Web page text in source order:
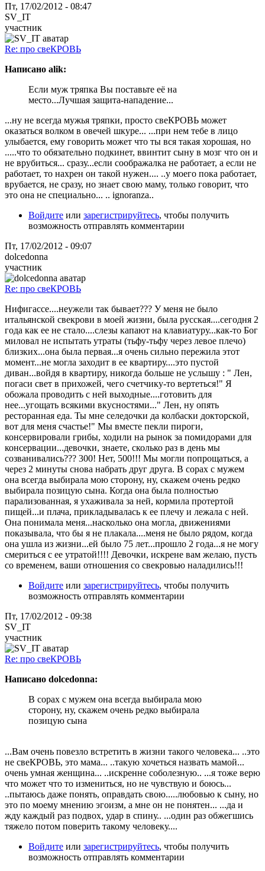
Пт, 17/02/2012 - 08:47
SV_IT
участник
Re: про свеКРОВЬ
Написано alik:
Если муж тряпка Вы поставьте её на
место...Лучшая защита-нападение...
...ну не всегда мужья тряпки, просто свеКРОВЬ может
оказаться волком в овечей шкуре... ...при нем тебе в лицо
улыбается, ему говорить может что ты вся такая хорошая, но
.....что то обязательно подкинет, ввинтит сыну в мозг что он и
не врубиться... сразу...если соображалка не работает, а если не
работает, то нахрен он такой нужен.... ..у моего пока работает,
врубается, не сразу, но знает свою маму, только говорит, что
это она не специально... .. ignoranza..
Войдите или зарегистрируйтесь, чтобы получить
возможность отправлять комментарии
Пт, 17/02/2012 - 09:07
dolcedonna
участник
Re: про свеКРОВЬ
Нифигассе....неужели так бывает??? У меня не было
итальянской свекрови в моей жизни, была русская....сегодня 2
года как ее не стало....слезы капают на клавиатуру...как-то Бог
миловал не испытать утраты (тьфу-тьфу через левое плечо)
близких...она была первая...я очень сильно пережила этот
момент...не могла заходит в ее квартиру....это пустой
диван...войдя в квартиру, никогда больше не услышу : " Лен,
погаси свет в прихожей, чего счетчику-то вертеться!" Я
обожала проводить с ней выходные....готовить для
нее...угощать всякими вкусностями..." Лен, ну опять
ресторанная еда. Ты мне селедочки да колбаски докторской,
вот для меня счастье!" Мы вместе пекли пироги,
консервировали грибы, ходили на рынок за помидорами для
консервации...девочки, знаете, сколько раз в день мы
созванивались??? 300! Нет, 500!!! Мы могли попрощаться, а
через 2 минуты снова набрать друг друга. В сорах с мужем
она всегда выбирала мою сторону, ну, скажем очень редко
выбирала позицую сына. Когда она была полностью
парализованная, я ухаживала за ней, кормила протертой
пищей...и плача, прикладывалась к ее плечу и лежала с ней.
Она понимала меня...насколько она могла, движениями
показывала, что бы я не плакала....меня не было рядом, когда
она ушла из жизни...ей было 75 лет...прошло 2 года...я не могу
смериться с ее утратой!!!! Девочки, искрене вам желаю, пусть
со временем, ваши отношения со свекровью наладились!!!
Войдите или зарегистрируйтесь, чтобы получить
возможность отправлять комментарии
Пт, 17/02/2012 - 09:38
SV_IT
участник
Re: про свеКРОВЬ
Написано dolcedonna:
В сорах с мужем она всегда выбирала мою
сторону, ну, скажем очень редко выбирала
позицую сына
...Вам очень повезло встретить в жизни такого человека... ..это
не свеКРОВЬ, это мама... ..такую хочеться назвать мамой...
очень умная женщина... ..искренне соболезную.. ...я тоже верю
что может что то измениться, но не чувствую и боюсь...
..пытаюсь даже понять, оправдать свою.....любовью к сыну, но
это по моему мнению эгоизм, а мне он не понятен... ...да и
жду каждый раз подвох, удар в спину.. ...один раз обжегшись
тяжело потом поверить такому человеку....
Войдите или зарегистрируйтесь, чтобы получить
возможность отправлять комментарии